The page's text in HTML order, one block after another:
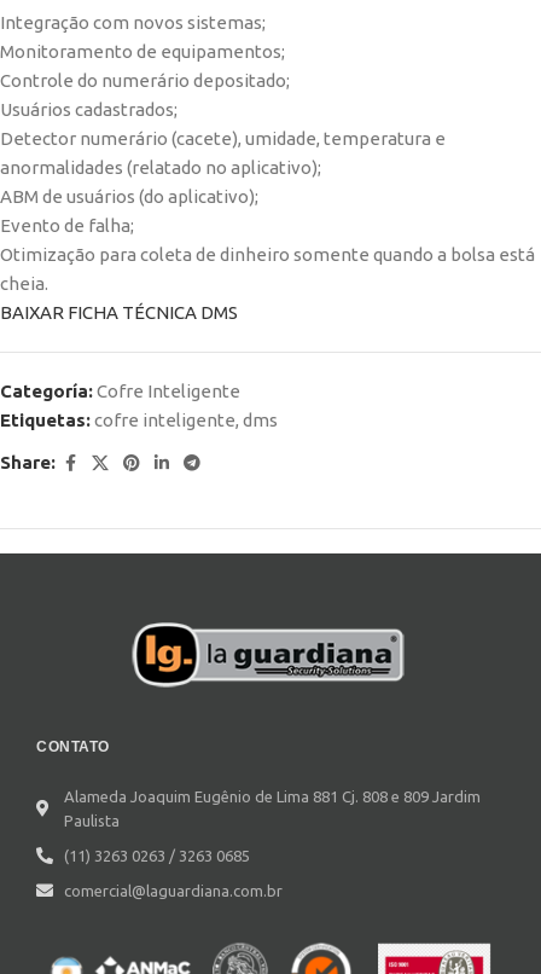
Integração com novos sistemas;
Monitoramento de equipamentos;
Controle do numerário depositado;
Usuários cadastrados;
Detector numerário (cacete), umidade, temperatura e
anormalidades (relatado no aplicativo);
ABM de usuários (do aplicativo);
Evento de falha;
Otimização para coleta de dinheiro somente quando a bolsa está
cheia.
BAIXAR FICHA TÉCNICA DMS
Categoría:Cofre Inteligente
Etiquetas:cofre inteligente, dms
Share:
CONTATO
Alameda Joaquim Eugênio de Lima 881 Cj. 808 e 809 Jardim
Paulista
(11) 3263 0263 / 3263 0685
comercial@laguardiana.com.br